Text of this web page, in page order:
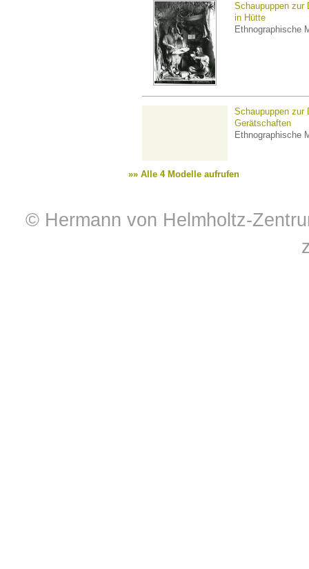
Schaupuppen zur
in Hütte
Ethnographische
Schaupuppen zur
Gerätschaften
Ethnographische
»» Alle 4 Modelle aufrufen
© Hermann von Helmholtz-